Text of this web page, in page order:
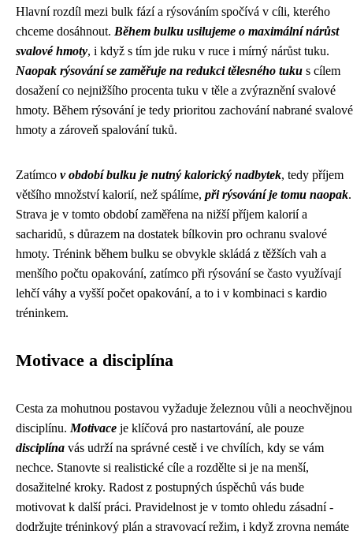
Hlavní rozdíl mezi bulk fází a rýsováním spočívá v cíli, kterého
chceme dosáhnout. Během bulku usilujeme o maximální nárůst
svalové hmoty, i když s tím jde ruku v ruce i mírný nárůst tuku.
Naopak rýsování se zaměřuje na redukci tělesného tuku s cílem
dosažení co nejnižšího procenta tuku v těle a zvýraznění svalové
hmoty. Během rýsování je tedy prioritou zachování nabrané svalové
hmoty a zároveň spalování tuků.
Zatímco v období bulku je nutný kalorický nadbytek, tedy příjem
většího množství kalorií, než spálíme, při rýsování je tomu naopak.
Strava je v tomto období zaměřena na nižší příjem kalorií a
sacharidů, s důrazem na dostatek bílkovin pro ochranu svalové
hmoty. Trénink během bulku se obvykle skládá z těžších vah a
menšího počtu opakování, zatímco při rýsování se často využívají
lehčí váhy a vyšší počet opakování, a to i v kombinaci s kardio
tréninkem.
Motivace a disciplína
Cesta za mohutnou postavou vyžaduje železnou vůli a neochvějnou
disciplínu. Motivace je klíčová pro nastartování, ale pouze
disciplína vás udrží na správné cestě i ve chvílích, kdy se vám
nechce. Stanovte si realistické cíle a rozdělte si je na menší,
dosažitelné kroky. Radost z postupných úspěchů vás bude
motivovat k další práci. Pravidelnost je v tomto ohledu zásadní -
dodržujte tréninkový plán a stravovací režim, i když zrovna nemáte